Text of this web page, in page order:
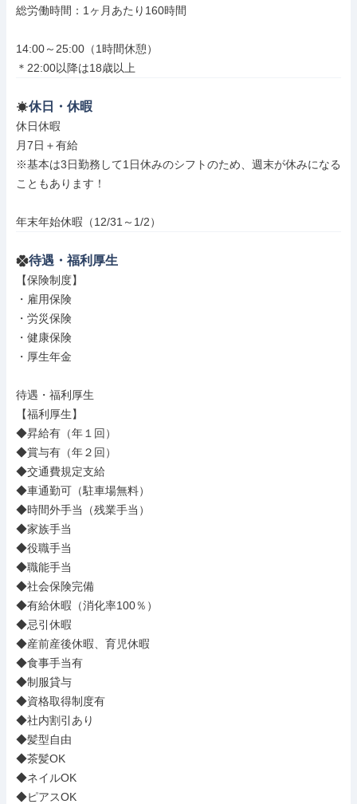
総労働時間：1ヶ月あたり160時間
14:00～25:00（1時間休憩）
＊22:00以降は18歳以上
休日・休暇
休日休暇
月7日＋有給
※基本は3日勤務して1日休みのシフトのため、週末が休みになる
こともあります！
年末年始休暇（12/31～1/2）
待遇・福利厚生
【保険制度】
・雇用保険
・労災保険
・健康保険
・厚生年金
待遇・福利厚生
【福利厚生】
◆昇給有（年１回）
◆賞与有（年２回）
◆交通費規定支給
◆車通勤可（駐車場無料）
◆時間外手当（残業手当）
◆家族手当
◆役職手当
◆職能手当
◆社会保険完備
◆有給休暇（消化率100％）
◆忌引休暇
◆産前産後休暇、育児休暇
◆食事手当有
◆制服貸与
◆資格取得制度有
◆社内割引あり
◆髪型自由
◆茶髪OK
◆ネイルOK
◆ピアスOK